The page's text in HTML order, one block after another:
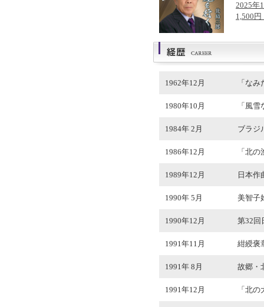
2025年
1,500
1962年12月 「な
1980年10月 「風
1984年 2月 ブラジ
1986年12月 「北
1989年12月 日本作
1990年 5月 美智子
1990年12月 第32回
1991年11月 紺綬褒
1991年 8月 故郷・
1991年12月 「北